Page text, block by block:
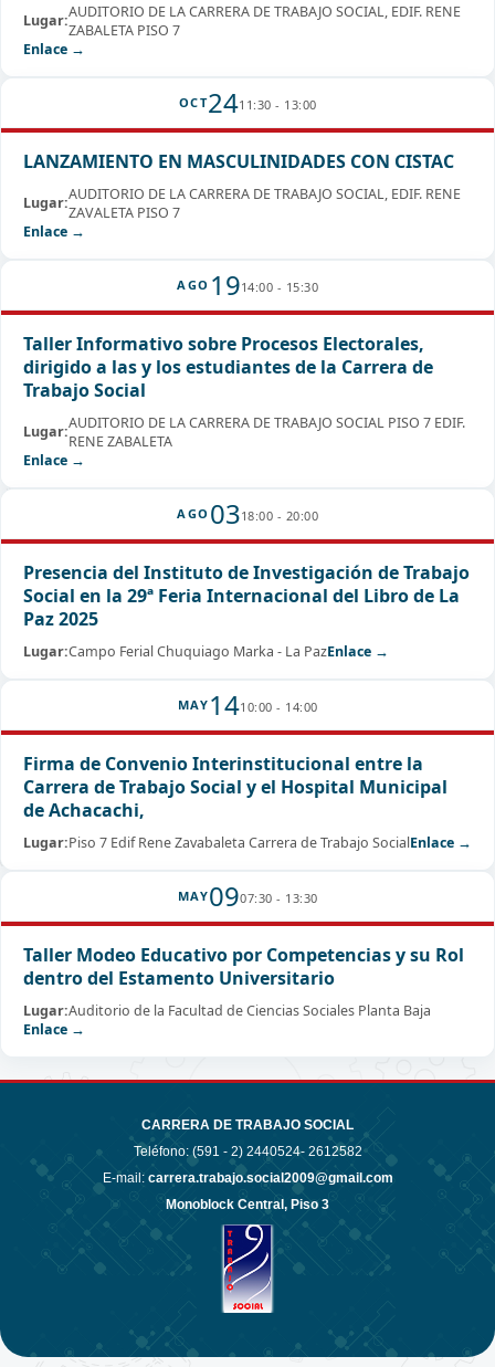
Lugar:AUDITORIO DE LA CARRERA DE TRABAJO SOCIAL, EDIF. RENE
ZABALETA PISO 7
Enlace →
OCT2411:30 - 13:00
LANZAMIENTO EN MASCULINIDADES CON CISTAC
Lugar:AUDITORIO DE LA CARRERA DE TRABAJO SOCIAL, EDIF. RENE
ZAVALETA PISO 7
Enlace →
AGO 1914:00 - 15:30
Taller Informativo sobre Procesos Electorales,
dirigido a las y los estudiantes de la Carrera de
Trabajo Social
Lugar:AUDITORIO DE LA CARRERA DE TRABAJO SOCIAL PISO 7 EDIF.
RENE ZABALETA
Enlace →
AGO 0318:00 - 20:00
Presencia del Instituto de Investigación de Trabajo
Social en la 29ª Feria Internacional del Libro de La
Paz 2025
Lugar:Campo Ferial Chuquiago Marka - La PazEnlace →
MAY 1410:00 - 14:00
Firma de Convenio Interinstitucional entre la
Carrera de Trabajo Social y el Hospital Municipal
de Achacachi,
Lugar:Piso 7 Edif Rene Zavabaleta Carrera de Trabajo SocialEnlace →
MAY0907:30 - 13:30
Taller Modeo Educativo por Competencias y su Rol
dentro del Estamento Universitario
Lugar:Auditorio de la Facultad de Ciencias Sociales Planta Baja
Enlace →
CARRERA DE TRABAJO SOCIAL
Teléfono: (591 - 2) 2440524- 2612582
E-mail: carrera.trabajo.social2009@gmail.com
Monoblock Central, Piso 3